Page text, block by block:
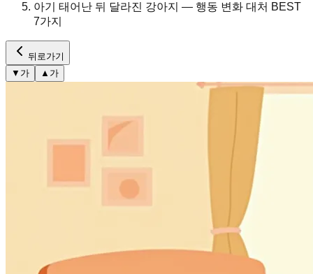
아기 태어난 뒤 달라진 강아지 — 행동 변화 대처 BEST
7가지
뒤로가기
▼ 가 ▲ 가